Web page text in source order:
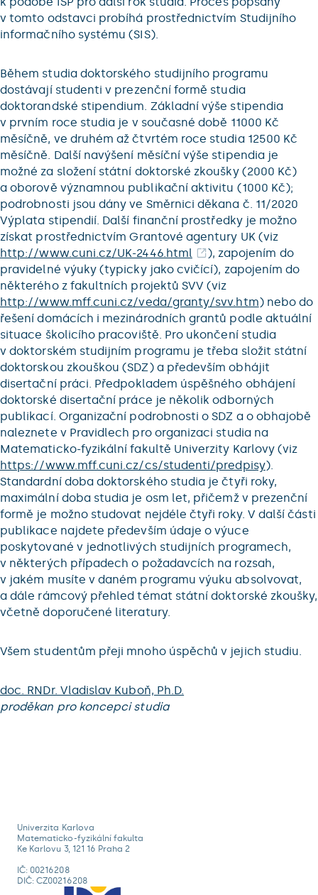
v tomto odstavci probíhá prostřednictvím Studijního
informačního systému (SIS).
Během studia doktorského studijního programu
dostávají studenti v prezenční formě studia
doktorandské stipendium. Základní výše stipendia
v prvním roce studia je v současné době 11000 Kč
měsíčně, ve druhém až čtvrtém roce studia 12500 Kč
měsíčně. Další navýšení měsíční výše stipendia je
možné za složení státní doktorské zkoušky (2000 Kč)
a oborově významnou publikační aktivitu (1000 Kč);
podrobnosti jsou dány ve Směrnici děkana č. 11/2020
Výplata stipendií. Další finanční prostředky je možno
získat prostřednictvím Grantové agentury UK (viz
http://www.cuni.cz/UK-2446.html
), zapojením do
pravidelné výuky (typicky jako cvičící), zapojením do
některého z fakultních projektů SVV (viz
http://www.mff.cuni.cz/veda/granty/svv.htm) nebo do
řešení domácích i mezinárodních grantů podle aktuální
situace školicího pracoviště. Pro ukončení studia
v doktorském studijním programu je třeba složit státní
doktorskou zkouškou (SDZ) a především obhájit
disertační práci. Předpokladem úspěšného obhájení
doktorské disertační práce je několik odborných
publikací. Organizační podrobnosti o SDZ a o obhajobě
naleznete v Pravidlech pro organizaci studia na
Matematicko-fyzikální fakultě Univerzity Karlovy (viz
https://www.mff.cuni.cz/cs/studenti/predpisy).
Standardní doba doktorského studia je čtyři roky,
maximální doba studia je osm let, přičemž v prezenční
formě je možno studovat nejdéle čtyři roky. V další části
publikace najdete především údaje o výuce
poskytované v jednotlivých studijních programech,
v některých případech o požadavcích na rozsah,
v jakém musíte v daném programu výuku absolvovat,
a dále rámcový přehled témat státní doktorské zkoušky,
včetně doporučené literatury.
Všem studentům přeji mnoho úspěchů v jejich studiu.
doc. RNDr. Vladislav Kuboň, Ph.D.
proděkan pro koncepci studia
Univerzita Karlova
Matematicko-fyzikální fakulta
Ke Karlovu 3, 121 16 Praha 2
IČ: 00216208
DIČ: CZ00216208